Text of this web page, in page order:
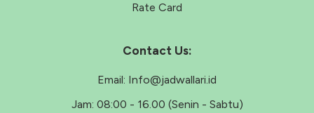
Rate Card
Contact Us:
Email: Info@jadwallari.id
Jam: 08:00 - 16.00 (Senin - Sabtu)